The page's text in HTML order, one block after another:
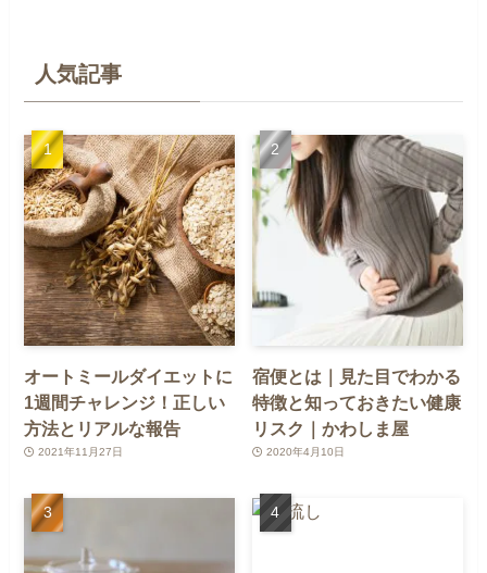
人気記事
オートミールダイエットに
1週間チャレンジ！正しい
方法とリアルな報告
2021年11月27日
宿便とは｜見た目でわかる
特徴と知っておきたい健康
リスク｜かわしま屋
2020年4月10日